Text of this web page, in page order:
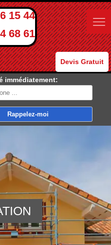
15 44
68 61
Devis Gratuit
immédiatement: